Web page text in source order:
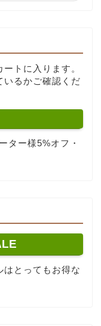
トに入ります。
いるかご確認くだ
ター様5%オフ・
はとってもお得な